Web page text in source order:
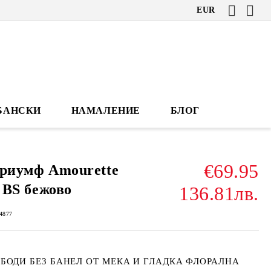
EUR
НАМАЛЕНИЕ БЛОГ
Amourette
бежово
€69.95
136.81лв.
БЕЗ БАНЕЛ ОТ МЕКА И ГЛАДКА ФЛОРАЛНА